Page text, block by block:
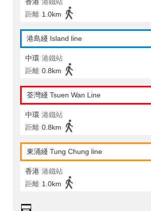
香港 港鐵站
距離 1.0km
港島綫 Island line
中環 港鐵站
距離 0.8km
荃灣綫 Tsuen Wan Line
中環 港鐵站
距離 0.8km
東涌綫 Tung Chung line
香港 港鐵站
距離 1.0km